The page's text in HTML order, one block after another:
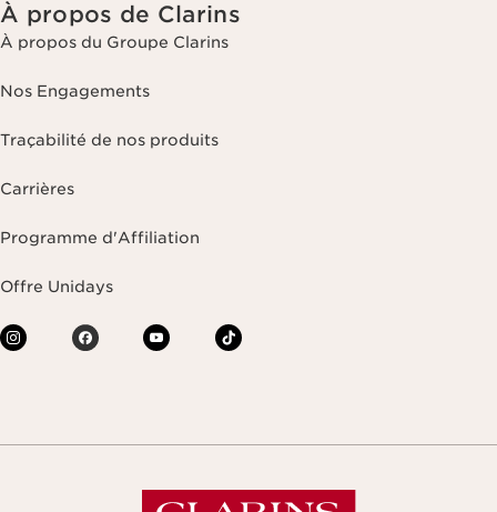
À propos de Clarins
À propos du Groupe Clarins
Nos Engagements
Traçabilité de nos produits
Carrières
Programme d'Affiliation
Offre Unidays